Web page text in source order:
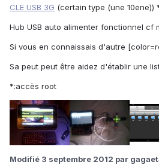
CLE USB 3G (certain type (une 10ene))
Hub USB auto alimenter fonctionnel cf
Si vous en connaissais d'autre
Sa peut peut être aidez d'établir une
*:accès root
Modifié 3 septembre 2012 par